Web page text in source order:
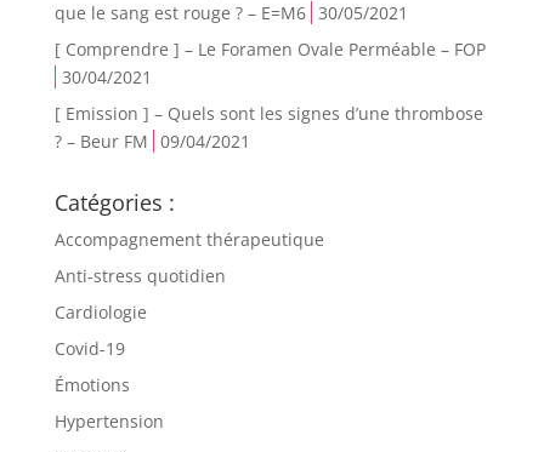
que le sang est rouge ? – E=M6 30/05/2021
[ Comprendre ] – Le Foramen Ovale Perméable – FOP
30/04/2021
[ Emission ] – Quels sont les signes d’une thrombose
? – Beur FM 09/04/2021
Catégories :
Accompagnement thérapeutique
Anti-stress quotidien
Cardiologie
Covid-19
Émotions
Hypertension